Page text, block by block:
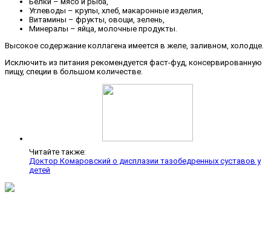
Углеводы – крупы, хлеб, макаронные изделия,
Витамины – фрукты, овощи, зелень,
Минералы – яйца, молочные продукты.
Высокое содержание коллагена имеется в желе, заливном, холодце.
Исключить из питания рекомендуется фаст-фуд, консервированную
пищу, специи в большом количестве.
Читайте также:
Доктор Комаровский о дисплазии тазобедренных суставов у
детей